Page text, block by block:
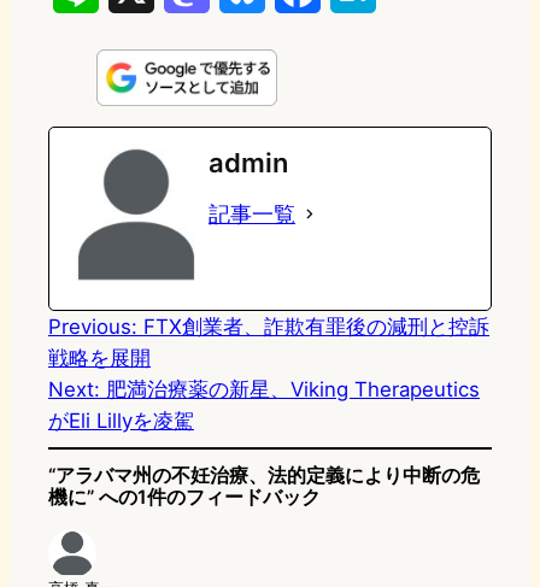
n
e
s
t
o
d
n
u
e
s
k
e
k
e
admin
記事一覧
Previous: FTX創業者、詐欺有罪後の減刑と控訴
戦略を展開
Next: 肥満治療薬の新星、Viking Therapeutics
がEli Lillyを凌駕
“アラバマ州の不妊治療、法的定義により中断の危
機に” への1件のフィードバック